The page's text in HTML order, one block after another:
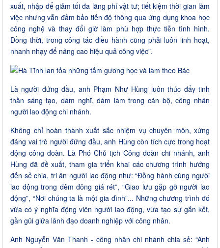
xuất, nhập để giảm tối đa lãng phí vật tư; tiết kiệm thời gian làm
việc nhưng vẫn đảm bảo tiến độ thông qua ứng dụng khoa học
công nghệ và thay đổi giờ làm phù hợp thực tiễn tình hình.
Đồng thời, trong công tác điều hành cũng phải luôn linh hoạt,
nhanh nhạy để nâng cao hiệu quả công việc”.
Là người đứng đầu, anh Phạm Như Hùng luôn thúc đẩy tinh
thần sáng tạo, dám nghĩ, dám làm trong cán bộ, công nhân
người lao động chi nhánh.
Không chỉ hoàn thành xuất sắc nhiệm vụ chuyên môn, xứng
đáng vai trò người đứng đầu, anh Hùng còn tích cực trong hoạt
động công đoàn. Là Phó Chủ tịch Công đoàn chi nhánh, anh
Hùng đã đề xuất, tham gia triển khai các chương trình hướng
đến sẻ chia, tri ân người lao động như: “Đồng hành cùng người
lao động trong đêm đông giá rét”, “Giao lưu gặp gỡ người lao
động”, “Nơi chúng ta là một gia đình”... Những chương trình đó
vừa có ý nghĩa động viên người lao động, vừa tạo sự gắn kết,
gần gũi giữa lãnh đạo doanh nghiệp với công nhân.
Anh Nguyễn Văn Thanh - công nhân chi nhánh chia sẻ: “Anh